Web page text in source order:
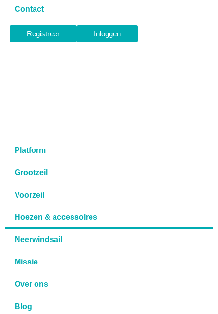
Contact
Registreer Inloggen
Platform
Grootzeil
Voorzeil
Hoezen & accessoires
Neerwindsail
Missie
Over ons
Blog